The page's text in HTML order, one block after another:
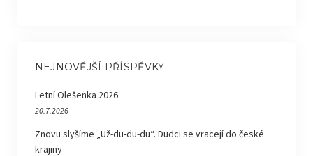
NEJNOVĚJŠÍ PŘÍSPĚVKY
Letní Olešenka 2026
20.7.2026
Znovu slyšíme „Už-du-du-du“. Dudci se vracejí do české
krajiny